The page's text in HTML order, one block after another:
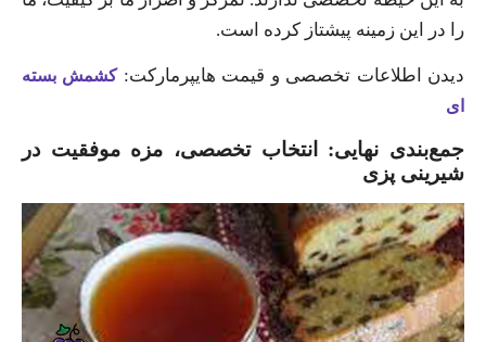
را در این زمینه پیشتاز کرده است.
دیدن اطلاعات تخصصی و قیمت هایپرمارکت:کشمش بسته
جمع‌بندی نهایی: انتخاب تخصصی، مزه موفقیت در
شیرینی پزی